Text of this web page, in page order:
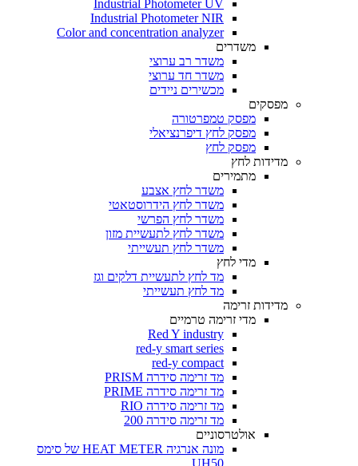
Industrial Photometer UV
Industrial Photometer NIR
Color and concentration analyzer
משדרים
משדר רב ערוצי
משדר חד ערוצי
מכשירים ניידים
מפסקים
מפסק טמפרטורה
מפסק לחץ דיפרנציאלי
מפסק לחץ
מדידות לחץ
מתמירים
משדר לחץ אצבע
משדר לחץ הידרוסטאטי
משדר לחץ הפרשי
משדר לחץ לתעשיית מזון
משדר לחץ תעשייתי
מדי לחץ
מד לחץ לתעשיית דלקים וגז
מד לחץ תעשייתי
מדידות זרימה
מדי זרימה טרמיים
Red Y industry
red-y smart series
red-y compact
מד זרימה סידרה PRISM
מד זרימה סידרה PRIME
מד זרימה סידרה RIO
מד זרימה סידרה 200
אולטרסוניים
מונה אנרגיה HEAT METER של סימס
UH50